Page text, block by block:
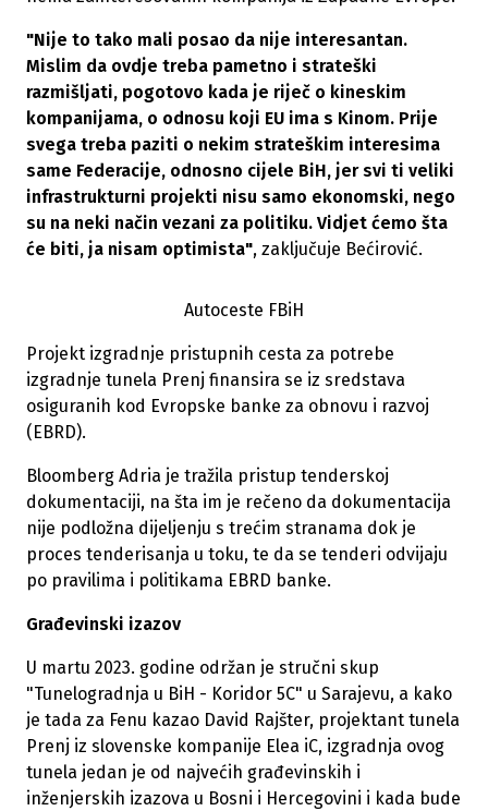
"Nije to tako mali posao da nije interesantan.
Mislim da ovdje treba pametno i strateški
razmišljati, pogotovo kada je riječ o kineskim
kompanijama, o odnosu koji EU ima s Kinom. Prije
svega treba paziti o nekim strateškim interesima
same Federacije, odnosno cijele BiH, jer svi ti veliki
infrastrukturni projekti nisu samo ekonomski, nego
su na neki način vezani za politiku. Vidjet ćemo šta
će biti, ja nisam optimista", zaključuje Bećirović.
Autoceste FBiH
Projekt izgradnje pristupnih cesta za potrebe
izgradnje tunela Prenj finansira se iz sredstava
osiguranih kod Evropske banke za obnovu i razvoj
(EBRD).
Bloomberg Adria je tražila pristup tenderskoj
dokumentaciji, na šta im je rečeno da dokumentacija
nije podložna dijeljenju s trećim stranama dok je
proces tenderisanja u toku, te da se tenderi odvijaju
po pravilima i politikama EBRD banke.
Građevinski izazov
U martu 2023. godine održan je stručni skup
"Tunelogradnja u BiH - Koridor 5C" u Sarajevu, a kako
je tada za Fenu kazao David Rajšter, projektant tunela
Prenj iz slovenske kompanije Elea iC, izgradnja ovog
tunela jedan je od najvećih građevinskih i
inženjerskih izazova u Bosni i Hercegovini i kada bude